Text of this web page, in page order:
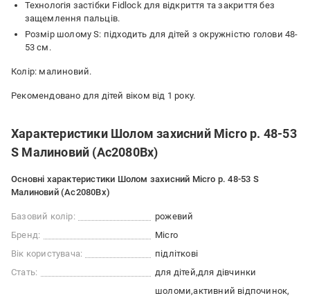
Технологія застібки Fidlock для відкриття та закриття без
защемлення пальців.
Розмір шолому S: підходить для дітей з окружністю голови 48-
53 см.
Колір: малиновий.
Рекомендовано для дітей віком від 1 року.
Характеристики Шолом захисний Micro р. 48-53
S Малиновий (Ac2080Bx)
Основні характеристики Шолом захисний Micro р. 48-53 S
Малиновий (Ac2080Bx)
Базовий колір:
рожевий
Бренд:
Micro
Вік користувача:
підліткові
Стать:
для дітей для дівчинки
шоломи активний відпочинок